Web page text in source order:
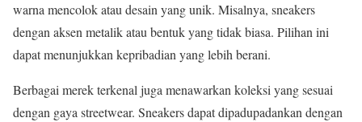
warna mencolok atau desain yang unik. Misalnya, sneakers
dengan aksen metalik atau bentuk yang tidak biasa. Pilihan ini
dapat menunjukkan kepribadian yang lebih berani.
Berbagai merek terkenal juga menawarkan koleksi yang sesuai
dengan gaya streetwear. Sneakers dapat dipadupadankan dengan